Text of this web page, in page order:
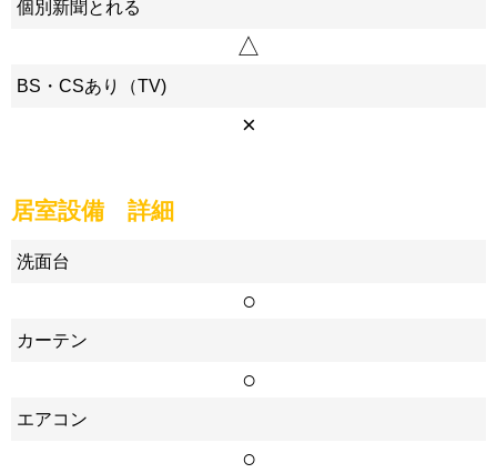
個別新聞とれる
△
BS・CSあり（TV)
×
居室設備 詳細
洗面台
○
カーテン
○
エアコン
○